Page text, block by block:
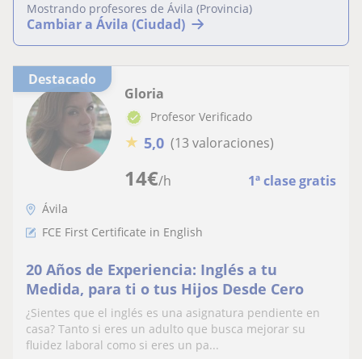
Mostrando profesores de Ávila (Provincia)
Cambiar a Ávila (Ciudad)
Destacado
14€/h 1ª clase gratis
Gloria
Profesor Verificado
★ 5,0 (13 valoraciones)
Ávila
FCE First Certificate in English
20 Años de Experiencia: Inglés a tu
Medida, para ti o tus Hijos Desde Cero
¿Sientes que el inglés es una asignatura pendiente en
casa? Tanto si eres un adulto que busca mejorar su
fluidez laboral como si eres un pa...